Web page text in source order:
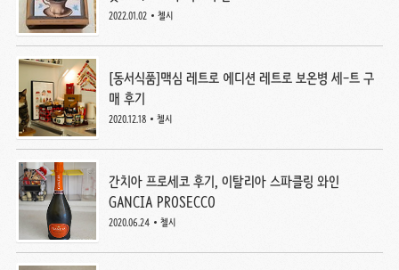
2022.01.02 첼시
[동서식품]맥심 레트로 에디션 레트로 보온병 세-트 구
매 후기
2020.12.18 첼시
간치아 프로세코 후기, 이탈리아 스파클링 와인
GANCIA PROSECCO
2020.06.24 첼시